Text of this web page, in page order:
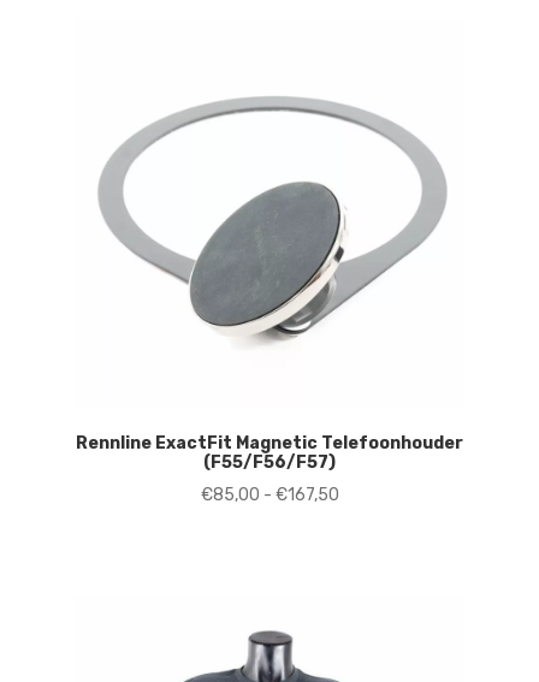
Rennline ExactFit Magnetic Telefoonhouder
(F55/F56/F57)
€85,00 - €167,50Prijsklasse: